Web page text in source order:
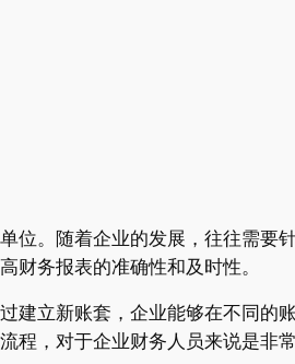
位。随着企业的发展，往往需要
财务报表的准确性和及时性。
建立新账套，企业能够在不同的
程，对于企业财务人员来说是非常